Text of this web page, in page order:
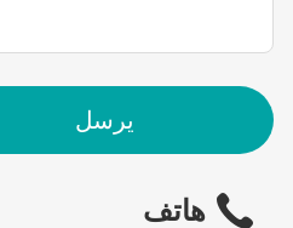
يرسل
هاتف